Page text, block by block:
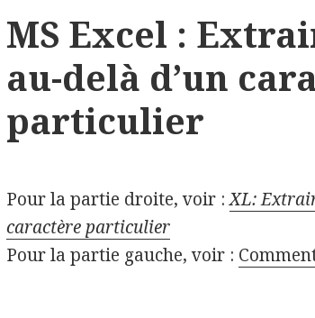
MS Excel :
au-delà d’un
particulier
Pour la partie droite, voir :XL:
caractère particulier
Pour la partie gauche, voir :